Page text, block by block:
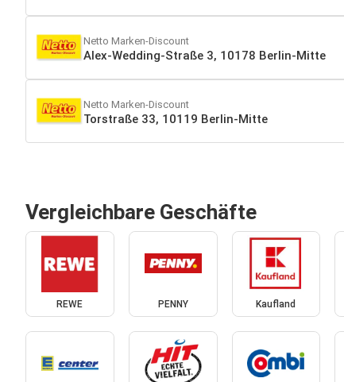
Netto Marken-Discount
Alex-Wedding-Straße 3, 10178 Berlin-Mitte
Netto Marken-Discount
Torstraße 33, 10119 Berlin-Mitte
Vergleichbare Geschäfte
REWE PENNY Kaufland